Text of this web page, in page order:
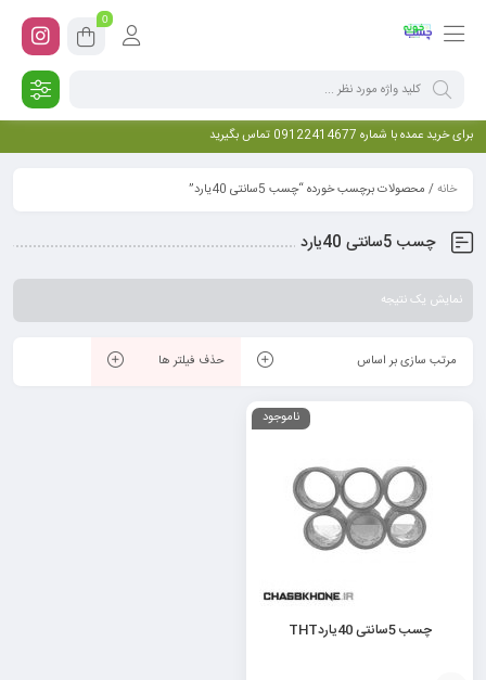
0
برای خرید عمده با شماره 09122414677 تماس بگیرید
خانه/ محصولات برچسب خورده “چسب 5سانتی 40یارد”
چسب 5سانتی 40یارد
نمایش یک نتیجه
مرتب سازی بر اساس حذف فیلتر ها
ناموجود
چسب 5سانتی 40یاردTHT